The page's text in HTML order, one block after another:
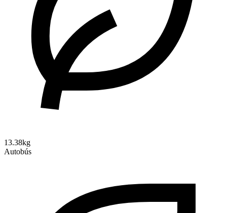
13.38kg
Autobús